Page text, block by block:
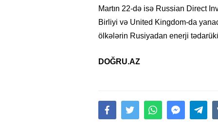
Martın 22-də isə Russian Direct
Birliyi və United Kingdom-da
ölkələrin Rusiyadan enerji
DOĞRU.AZ